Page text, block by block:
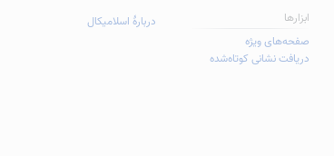
ابزارها
صفحه‌های ویژه
دریافت نشانی کوتاه‌شده
دربارهٔ اسلامیکال